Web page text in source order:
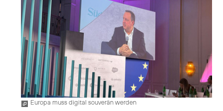
Europa muss digital souverän werden